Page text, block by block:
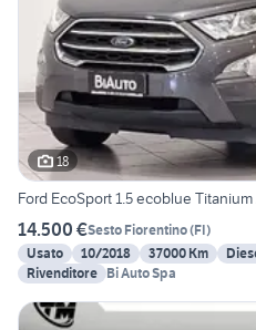
18
Ford EcoSport 1.5 ecoblue Titanium
14.500 €Sesto Fiorentino(FI)
Usato
10/2018 37000 Km
Rivenditore Bi Auto Spa